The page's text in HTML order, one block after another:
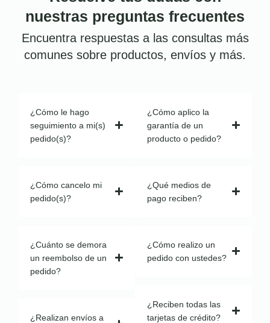
nuestras preguntas frecuentes
Encuentra respuestas a las consultas más
comunes sobre productos, envíos y más.
¿Cómo le hago
seguimiento a mi(s)
pedido(s)?
¿Cómo cancelo mi
pedido(s)?
¿Cuánto se demora
un reembolso de un
pedido?
¿Realizan envíos a
¿Cómo aplico la
garantía de un
producto o pedido?
¿Qué medios de
pago reciben?
¿Cómo realizo un
pedido con ustedes?
¿Reciben todas las
tarjetas de crédito?